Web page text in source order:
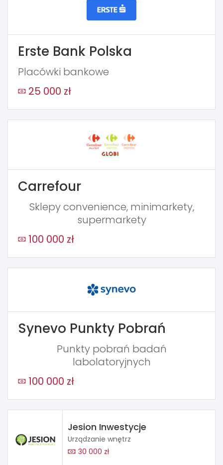
Erste Bank Polska
Placówki bankowe
25 000 zł
Carrefour
Sklepy convenience, minimarkety,
supermarkety
100 000 zł
Synevo Punkty Pobrań
Punkty pobrań badań
labolatoryjnych
100 000 zł
Jesion Inwestycje
Urządzanie wnętrz
30 000 zł